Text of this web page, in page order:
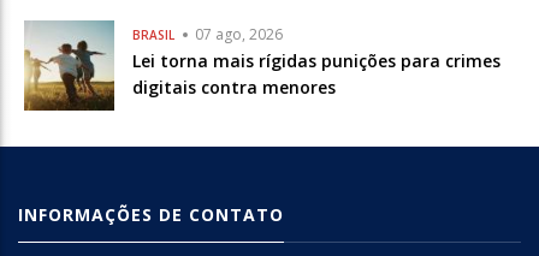
BRASIL 07 ago, 2026
Lei torna mais rígidas punições para crimes
digitais contra menores
INFORMAÇÕES DE CONTATO